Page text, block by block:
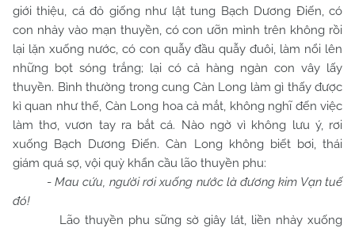
giới thiệu, cá đỏ giống như lật tung Bạch Dương Điến, có
con nhảy vào mạn thuyền, có con ưỡn mình trên không rồi
lại lặn xuống nước, có con quẫy đầu quẫy đuôi, làm nổi lên
những bọt sóng trắng; lại có cả hàng ngàn con vây lấy
thuyền. Bình thường trong cung Càn Long làm gì thấy được
kì quan như thế, Càn Long hoa cả mắt, không nghĩ đến việc
làm thơ, vươn tay ra bắt cá. Nào ngờ vì không lưu ý, rơi
xuống Bạch Dương Điến. Càn Long không biết bơi, thái
giám quá sợ, vội quỳ khẩn cầu lão thuyền phu:
-Mau cứu, người rơi xuống nước là đương kim Vạn tuế
đó!
Lão thuyền phu sững sờ giây lát, liền nhảy xuống